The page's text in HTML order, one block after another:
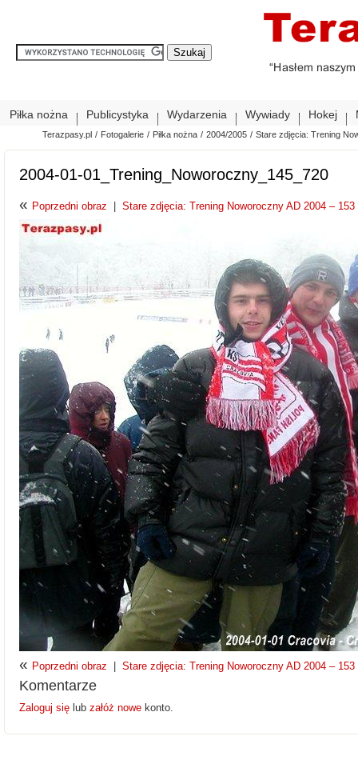
Piłka nożna Publicystyka Wydarzenia Wywiady Hokej
Terazpasy.pl / Fotogalerie / Piłka nożna / 2004/2005 / Stare zdjęcia: Trening
2004-01-01_Trening_Noworoczny_145_720
« Poprzedni obraz Stare zdjęcia: Trening Noworoczny AD 2004 –
« Poprzedni obraz Stare zdjęcia: Trening Noworoczny AD 2004 –
Komentarze
Zaloguj się lub załóż nowe konto.